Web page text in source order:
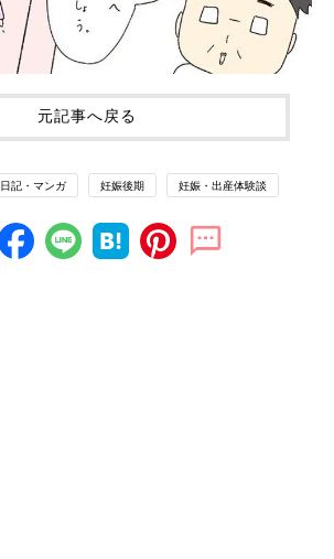
元記事へ戻る
日記・マンガ 妊娠後期 妊娠・出産体験談